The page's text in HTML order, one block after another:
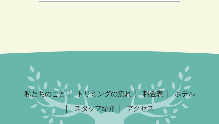
私たちのこと トリミングの流れ 料金表
ホテル
スタッフ紹介
アクセス